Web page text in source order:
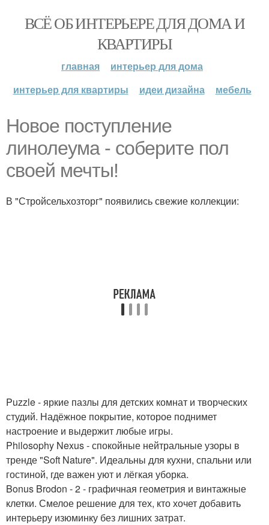
ВСЁ ОБ ИНТЕРЬЕРЕ ДЛЯ ДОМА И
КВАРТИРЫ
главная
интерьер для дома
интерьер для квартиры
идеи дизайна мебель
Новое поступление
линолеума - соберите пол
своей мечты!
В "Стройсельхозторг" появились свежие коллекции:
Puzzle - яркие пазлы для детских комнат и творческих
студий. Надёжное покрытие, которое поднимет
настроение и выдержит любые игры.
Philosophy Nexus - спокойные нейтральные узоры в
тренде "Soft Nature". Идеальны для кухни, спальни или
гостиной, где важен уют и лёгкая уборка.
Bonus Brodon - 2 - графичная геометрия и винтажные
клетки. Смелое решение для тех, кто хочет добавить
интерьеру изюминку без лишних затрат.